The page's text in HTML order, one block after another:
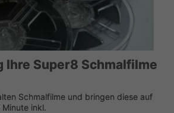
Ihre Super8 Schmalfilme
Schmalfilme und bringen diese auf
Minute inkl.